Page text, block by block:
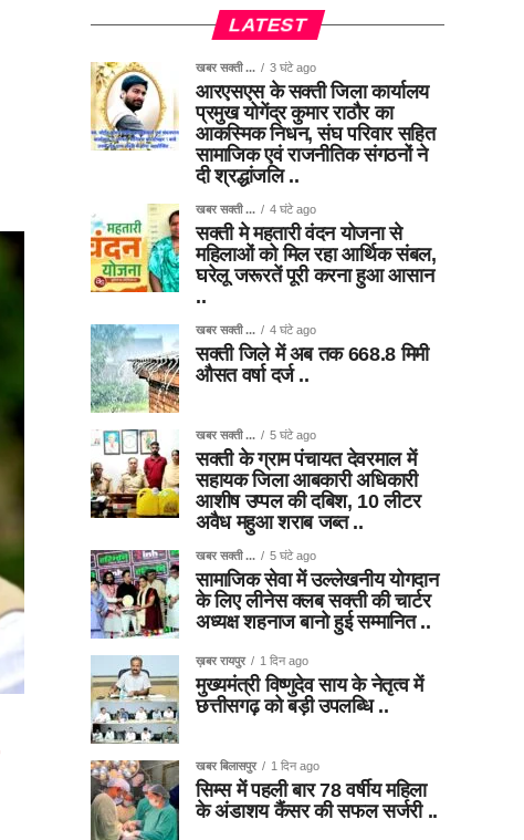
LATEST
खबर सक्ती ... 3 घंटे ago
आरएसएस के सक्ती जिला कार्यालय
प्रमुख योगेंद्र कुमार राठौर का
आकस्मिक निधन, संघ परिवार सहित
सामाजिक एवं राजनीतिक संगठनों ने
दी श्रद्धांजलि ..
खबर सक्ती ... 4 घंटे ago
सक्ती मे महतारी वंदन योजना से
महिलाओं को मिल रहा आर्थिक संबल,
घरेलू जरूरतें पूरी करना हुआ आसान
..
खबर सक्ती ... 4 घंटे ago
सक्ती जिले में अब तक 668.8 मिमी
औसत वर्षा दर्ज ..
खबर सक्ती ... 5 घंटे ago
सक्ती के ग्राम पंचायत देवरमाल में
सहायक जिला आबकारी अधिकारी
आशीष उप्पल की दबिश, 10 लीटर
अवैध महुआ शराब जब्त ..
खबर सक्ती ... 5 घंटे ago
सामाजिक सेवा में उल्लेखनीय योगदान
के लिए लीनेस क्लब सक्ती की चार्टर
अध्यक्ष शहनाज बानो हुई सम्मानित ..
ख़बर रायपुर 1 दिन ago
मुख्यमंत्री विष्णुदेव साय के नेतृत्व में
छत्तीसगढ़ को बड़ी उपलब्धि ..
खबर बिलासपुर 1 दिन ago
सिम्स में पहली बार 78 वर्षीय महिला
के अंडाशय कैंसर की सफल सर्जरी ..